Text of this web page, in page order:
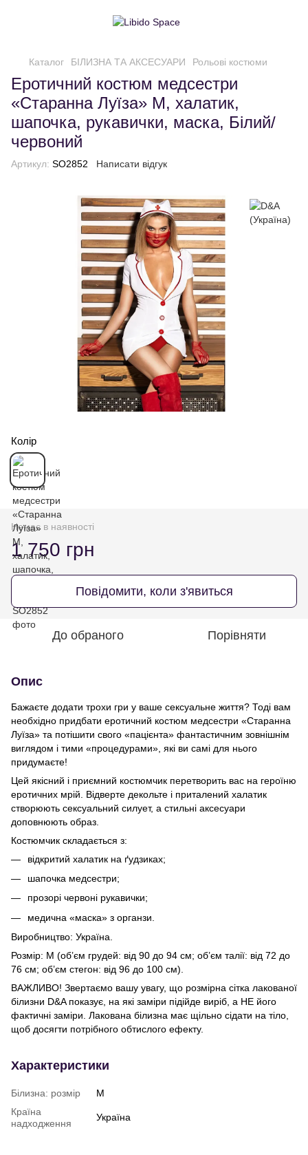
Каталог БІЛИЗНА ТА АКСЕСУАРИ Рольові костюми
Еротичний костюм медсестри
«Старанна Луїза» М, халатик,
шапочка, рукавички, маска, Білий/
червоний
Артикул: SO2852 Написати відгук
Колір
Немає в наявності
1 750 грн
Повідомити, коли з'явиться
До обраного Порівняти
Опис
Бажаєте додати трохи гри у ваше сексуальне життя? Тоді вам
необхідно придбати еротичний костюм медсестри «Старанна
Луїза» та потішити свого «пацієнта» фантастичним зовнішнім
виглядом і тими «процедурами», які ви самі для нього
придумаєте!
Цей якісний і приємний костюмчик перетворить вас на героїню
еротичних мрій. Відверте декольте і приталений халатик
створюють сексуальний силует, а стильні аксесуари
доповнюють образ.
Костюмчик складається з:
відкритий халатик на ґудзиках;
шапочка медсестри;
прозорі червоні рукавички;
медична «маска» з органзи.
Виробництво: Україна.
Розмір: М (об’єм грудей: від 90 до 94 см; об’єм талії: від 72 до
76 см; об’єм стегон: від 96 до 100 см).
ВАЖЛИВО! Звертаємо вашу увагу, що розмірна сітка лакованої
білизни D&A показує, на які заміри підійде виріб, а НЕ його
фактичні заміри. Лакована білизна має щільно сідати на тіло,
щоб досягти потрібного обтислого ефекту.
Характеристики
Білизна: розмір
M
Країна
надходження
Україна